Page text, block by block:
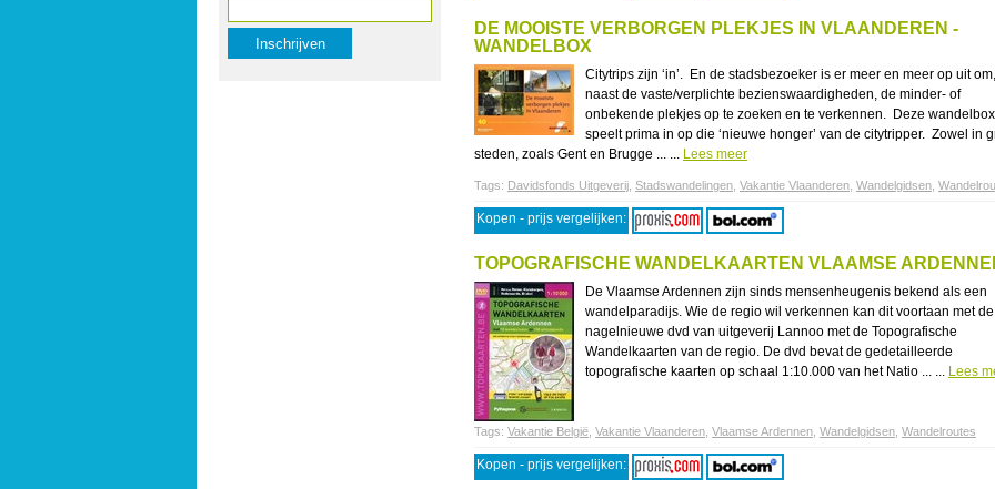
DE MOOISTE VERBORGEN PLEKJES IN VLAANDEREN -
WANDELBOX
Citytrips zijn ‘in’. En de stadsbezoeker is er meer en meer op uit om,
naast de vaste/verplichte bezienswaardigheden, de minder- of
onbekende plekjes op te zoeken en te verkennen. Deze wandelbox
speelt prima in op die ‘nieuwe honger’ van de citytripper. Zowel in
steden, zoals Gent en Brugge ... ... Lees meer
Tags: Davidsfonds Uitgeverij Stadswandelingen Vakantie Vlaanderen Wandelgidsen
Kopen - prijs vergelijken:
TOPOGRAFISCHE WANDELKAARTEN VLAAMSE
De Vlaamse Ardennen zijn sinds mensenheugenis bekend als een
wandelparadijs. Wie de regio wil verkennen kan dit voortaan met de
nagelnieuwe dvd van uitgeverij Lannoo met de Topografische
Wandelkaarten van de regio. De dvd bevat de gedetailleerde
topografische kaarten op schaal 1:10.000 van het Natio ... ... Lees
Tags: Vakantie België Vakantie Vlaanderen Vlaamse Ardennen Wandelgidsen Wandelroutes
Kopen - prijs vergelijken: